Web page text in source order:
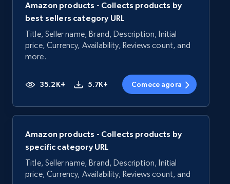
Amazon products - Collects products by
best sellers category URL
Title, Seller name, Brand, Description, Initial
price, Currency, Availability, Reviews count, and
more.
35.2K+ 5.7K+ Comece agora
Amazon products - Collects products by
specific category URL
Title, Seller name, Brand, Description, Initial
price, Currency, Availability, Reviews count, and